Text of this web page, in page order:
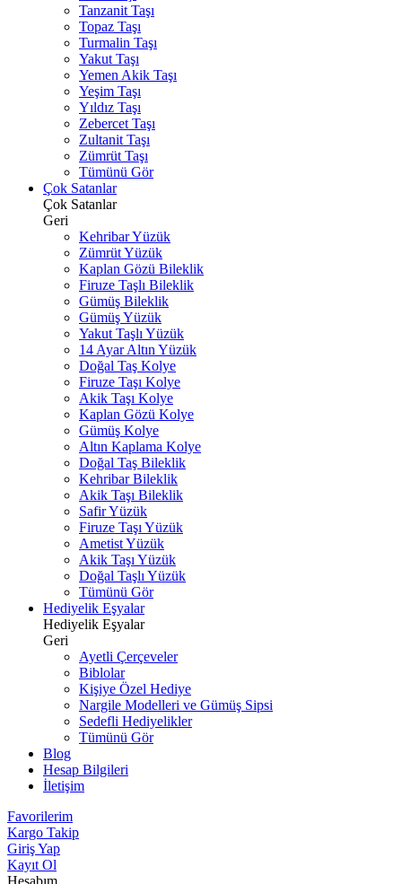
Tanzanit Taşı
Topaz Taşı
Turmalin Taşı
Yakut Taşı
Yemen Akik Taşı
Yeşim Taşı
Yıldız Taşı
Zebercet Taşı
Zultanit Taşı
Zümrüt Taşı
Tümünü Gör
Çok Satanlar
Çok Satanlar
Geri
Kehribar Yüzük
Zümrüt Yüzük
Kaplan Gözü Bileklik
Firuze Taşlı Bileklik
Gümüş Bileklik
Gümüş Yüzük
Yakut Taşlı Yüzük
14 Ayar Altın Yüzük
Doğal Taş Kolye
Firuze Taşı Kolye
Akik Taşı Kolye
Kaplan Gözü Kolye
Gümüş Kolye
Altın Kaplama Kolye
Doğal Taş Bileklik
Kehribar Bileklik
Akik Taşı Bileklik
Safir Yüzük
Firuze Taşı Yüzük
Ametist Yüzük
Akik Taşı Yüzük
Doğal Taşlı Yüzük
Tümünü Gör
Hediyelik Eşyalar
Hediyelik Eşyalar
Geri
Ayetli Çerçeveler
Biblolar
Kişiye Özel Hediye
Nargile Modelleri ve Gümüş Sipsi
Sedefli Hediyelikler
Tümünü Gör
Blog
Hesap Bilgileri
İletişim
Favorilerim
Kargo Takip
Giriş Yap
Kayıt Ol
Hesabım